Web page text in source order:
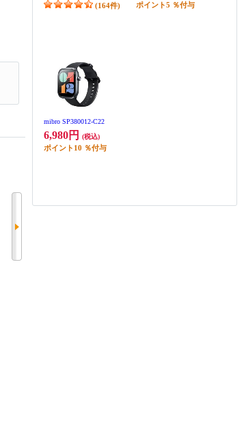
(164件) ポイント5 ％付与
mibro SP380012-C22
6,980円 (税込)
ポイント 10 ％付与